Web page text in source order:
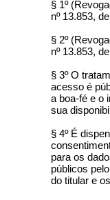
§ 1º
nº 13.853,
§ 2º
nº 13.853,
§ 3º O
acesso é
a boa-fé e o
sua
§ 4º É
para os
públicos
do titular e